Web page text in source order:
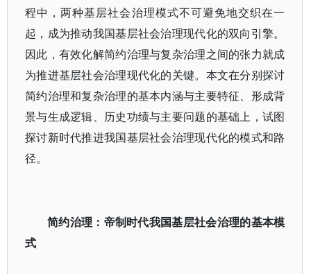
程中，两种基层社会治理模式不可避免地交织在一
起，成为推动我国基层社会治理现代化的双向引擎。
因此，有效化解简约治理与复杂治理之间的张力就成
为推进基层社会治理现代化的关键。本文在分别探讨
简约治理和复杂治理的基本内涵与主要特征、形成背
景与生成逻辑、历史功绩与主要问题的基础上，试图
探讨新时代推进我国基层社会治理现代化的模式和路
径。
简约治理：帝制时代我国基层社会治理的基本模
式